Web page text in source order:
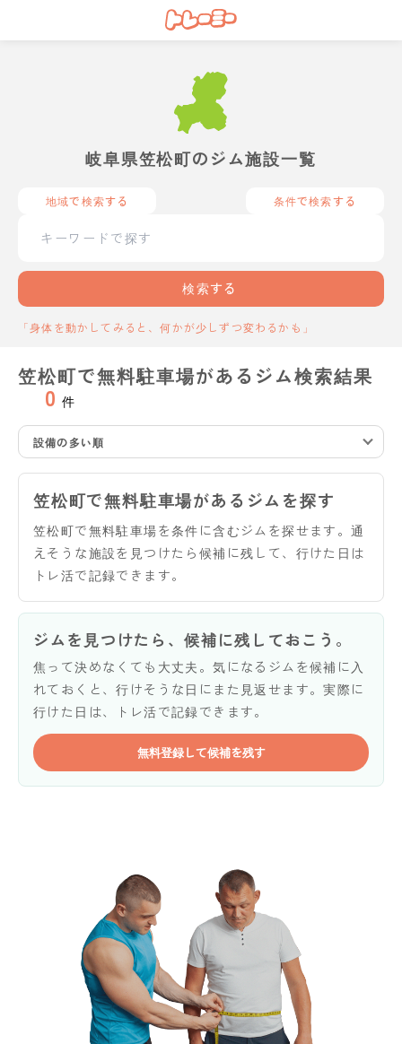
岐阜県笠松町のジム施設一覧
地域で検索する 条件で検索する
検索する
「身体を動かしてみると、何かが少しずつ変わるかも」
笠松町で無料駐車場があるジム検索結果
0 件
設備の多い順
笠松町で無料駐車場があるジムを探す
笠松町で無料駐車場を条件に含むジムを探せます。通
えそうな施設を見つけたら候補に残して、行けた日は
トレ活で記録できます。
ジムを見つけたら、候補に残しておこう。
焦って決めなくても大丈夫。気になるジムを候補に入
れておくと、行けそうな日にまた見返せます。実際に
行けた日は、トレ活で記録できます。
無料登録して候補を残す